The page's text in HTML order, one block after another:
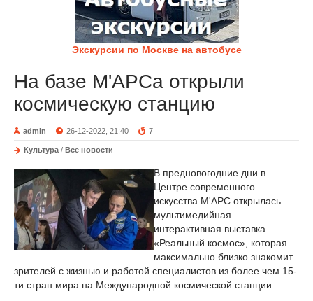
Экскурсии по Москве на автобусе
На базе М'АРСа открыли
космическую станцию
admin 26-12-2022, 21:40 7
Культура / Все новости
В предновогодние дни в
Центре современного
искусства М'АРС открылась
мультимедийная
интерактивная выставка
«Реальный космос», которая
максимально близко знакомит
зрителей с жизнью и работой специалистов из более чем 15-
ти стран мира на Международной космической станции.